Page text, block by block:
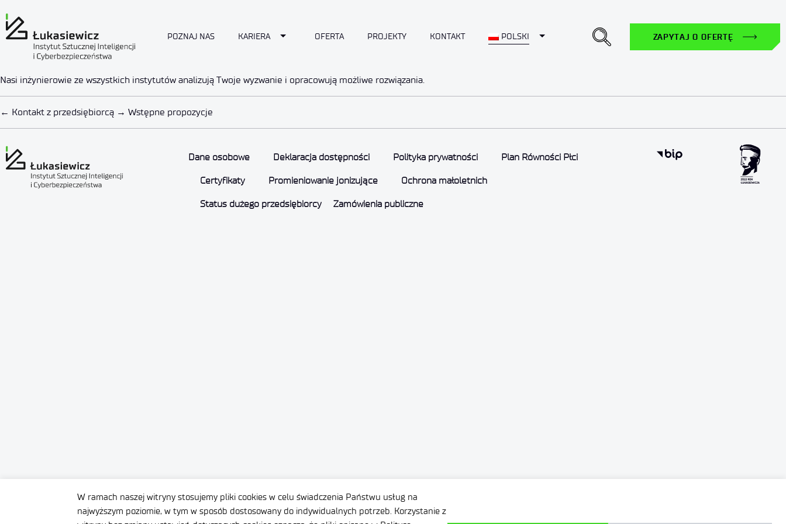
W ramach naszej witryny stosujemy pliki cookies w celu świadczenia Państwu usług na
najwyższym poziomie, w tym w sposób dostosowany do indywidualnych potrzeb. Korzystanie z
POZNAJ NAS KARIERA Toggle Dropdown
OFERTA PROJEKTY KONTAKT POLSKI Toggle Dropdown ZAPYTAJ O OFERTĘ
Co oferujemy
Analiza wyzwania
Nasi inżynierowie ze wszystkich instytutów analizują Twoje wyzwanie i opracowują możliwe rozwiązania.
← Kontakt z przedsiębiorcą → Wstępne propozycje
Dane osobowe Deklaracja dostępności Polityka prywatności Plan Równości Płci
Certyfikaty Promieniowanie jonizujące Ochrona małoletnich
Status dużego przedsiębiorcy Zamówienia publiczne